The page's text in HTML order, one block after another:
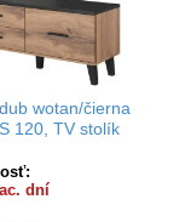
wotan/čierna
120, TV stolík
dní